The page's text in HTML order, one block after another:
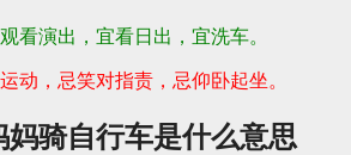
观看演出，宜看日出，宜洗车。
运动，忌笑对指责，忌仰卧起坐。
妈骑自行车是什么意思